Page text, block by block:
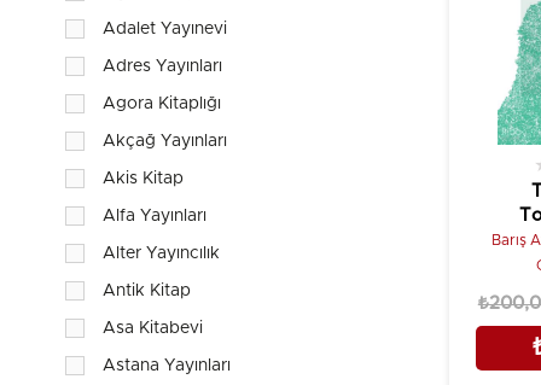
Alan Stephens
Alex Murray
Alexis de Tocqeville
Alexis de Tocqueville
Ali Balcı
Ali Bulaç
Ali Çarkoğlu & Ersin Kalaycıoğlu
Ali Emre Sucu
Adalet Yayınevi
Adres Yayınları
Agora Kitaplığı
Akçağ Yayınları
Akis Kitap
Alfa Yayınları
Alter Yayıncılık
Antik Kitap
Asa Kitabevi
Astana Yayınları
Barış